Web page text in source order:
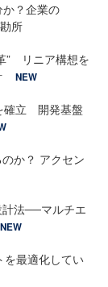
？企業の
所
” リニア構想を
NEW
確立 開発基盤
か？ アクセン
計法──マルチエ
NEW
を最適化してい